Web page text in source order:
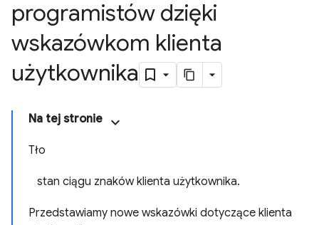
programistów dzięki
wskazówkom klienta
użytkownika
Na tej stronie
Tło
stan ciągu znaków klienta użytkownika.
Przedstawiamy nowe wskazówki dotyczące klienta